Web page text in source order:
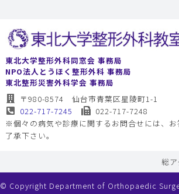
東北大学整形外科同窓会 事務局
NPO法人とうほく整形外科 事務局
東北整形災害外科学会 事務局
〒980-8574 仙台市青葉区星陵町1-1
022-717-7245
022-717-7248
※個々の病気や診療に関するお問合せには、
了承下さい。
総
© Copyright Department of Orthopaedic